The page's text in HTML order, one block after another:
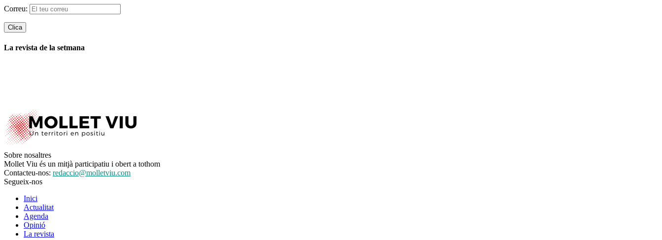
Correu:
La revista de la setmana
Sobre nosaltres
Mollet Viu és un mitjà participatiu i obert a tothom
Contacteu-nos: redaccio@molletviu.com
Segueix-nos
Inici
Actualitat
Agenda
Opinió
La revista